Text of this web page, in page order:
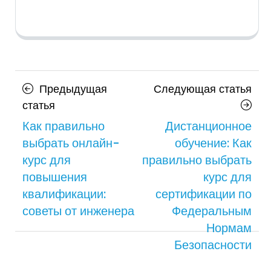
Навигация
по
записям
Предыдущая
статья
статья
Как правильно
выбрать онлайн-
курс для
повышения
квалификации:
советы от инженера
Следующая статья
Дистанционное
обучение: Как
правильно выбрать
курс для
сертификации по
Федеральным
Нормам
Безопасности